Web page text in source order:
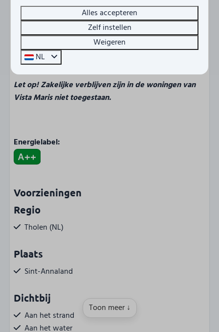
Sint-Annaland en het eiland Tholen bieden voor ieder
wat wils. Of je nu komt voor de rust, de natuur, de
watersport of de rijke cultuur, hier vind je alles voor een
onvergetelijke vakantie in het hart van Zeeland!
Let op! Zakelijke verblijven zijn in de woningen van
Vista Maris niet toegestaan.
Energielabel:
Voorzieningen
Regio
Tholen (NL)
Plaats
Sint-Annaland
Dichtbij
Aan het strand
Aan het water
Toon meer ↓
Alles accepteren
Zelf instellen
Weigeren
NL